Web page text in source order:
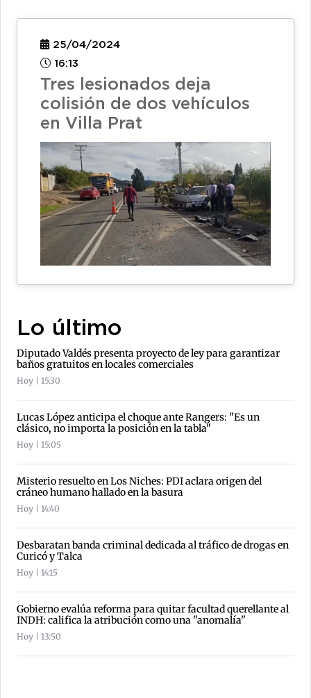
25/04/2024
16:13
Tres lesionados deja
colisión de dos vehículos
en Villa Prat
Lo último
Diputado Valdés presenta proyecto de ley para garantizar
baños gratuitos en locales comerciales
Hoy | 15:30
Lucas López anticipa el choque ante Rangers: "Es un
clásico, no importa la posición en la tabla"
Hoy | 15:05
Misterio resuelto en Los Niches: PDI aclara origen del
cráneo humano hallado en la basura
Hoy | 14:40
Desbaratan banda criminal dedicada al tráfico de drogas en
Curicó y Talca
Hoy | 14:15
Gobierno evalúa reforma para quitar facultad querellante al
INDH: califica la atribución como una "anomalía"
Hoy | 13:50